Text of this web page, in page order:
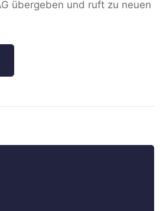
übergeben und ruft zu neuen